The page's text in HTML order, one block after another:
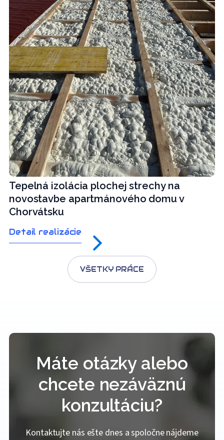
Tepelná izolácia plochej strechy na
novostavbe apartmánového domu v
Chorvátsku
Detail realizácie
VŠETKY PRÁCE
Máte otázky alebo
chcete nezáväznú
konzultáciu?
Kontaktujte nás ešte dnes a spoločne nájdeme